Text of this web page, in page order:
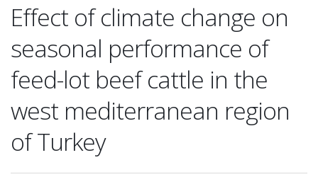
Effect of climate change on
seasonal performance of
feed-lot beef cattle in the
west mediterranean region
of Turkey